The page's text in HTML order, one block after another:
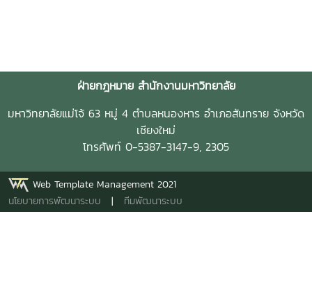
ฝ่ายกฎหมาย สำนักงานมหาวิทยาลัย
มหาวิทยาลัยแม่โจ้ 63 หมู่ 4 ตำบลหนองหาร อำเภอสันทราย จังหวัด
เชียงใหม่
โทรศัพท์ 0-5387-3147-9, 2305
Web Template Management 2021
นโยบายการพัฒนาระบบ | ทีมพัฒนาระบบ